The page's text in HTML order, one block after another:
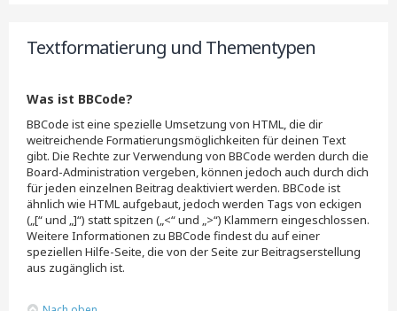
Textformatierung und Thementypen
Was ist BBCode?
BBCode ist eine spezielle Umsetzung von HTML, die dir
weitreichende Formatierungsmöglichkeiten für deinen Text
gibt. Die Rechte zur Verwendung von BBCode werden durch die
Board-Administration vergeben, können jedoch auch durch dich
für jeden einzelnen Beitrag deaktiviert werden. BBCode ist
ähnlich wie HTML aufgebaut, jedoch werden Tags von eckigen
(„[“ und „]“) statt spitzen („<“ und „>“) Klammern eingeschlossen.
Weitere Informationen zu BBCode findest du auf einer
speziellen Hilfe-Seite, die von der Seite zur Beitragserstellung
aus zugänglich ist.